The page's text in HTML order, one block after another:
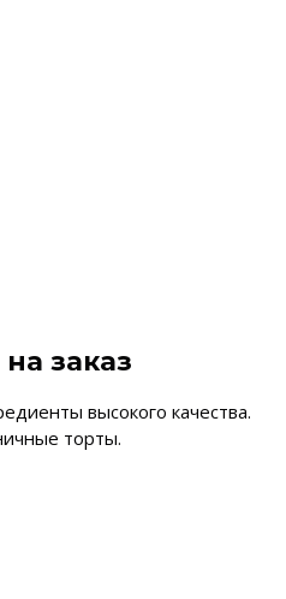
заказ
высокого качества.
торты.